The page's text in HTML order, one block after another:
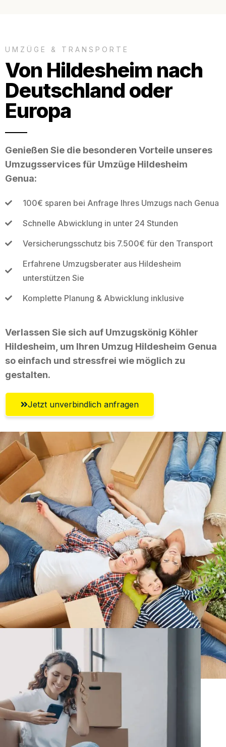
UMZÜGE & TRANSPORTE
Von Hildesheim nach
Deutschland oder
Europa
Genießen Sie die besonderen Vorteile unseres
Umzugsservices für Umzüge Hildesheim
Genua:
100€ sparen bei Anfrage Ihres Umzugs nach Genua
Schnelle Abwicklung in unter 24 Stunden
Versicherungsschutz bis 7.500€ für den Transport
Erfahrene Umzugsberater aus Hildesheim
unterstützen Sie
Komplette Planung & Abwicklung inklusive
Verlassen Sie sich auf Umzugskönig Köhler
Hildesheim, um Ihren Umzug Hildesheim Genua
so einfach und stressfrei wie möglich zu
gestalten.
Jetzt unverbindlich anfragen